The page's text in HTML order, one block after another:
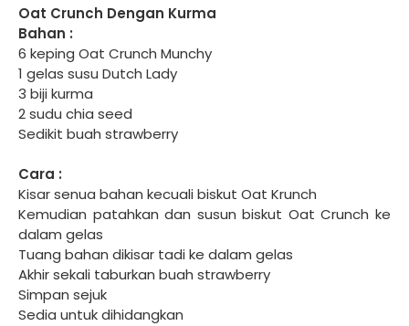
Oat Crunch Dengan Kurma
Bahan :
6 keping Oat Crunch Munchy
1 gelas susu Dutch Lady
3 biji kurma
2 sudu chia seed
Sedikit buah strawberry
Cara :
Kisar senua bahan kecuali biskut Oat Krunch
Kemudian patahkan dan susun biskut Oat Crunch ke
dalam gelas
Tuang bahan dikisar tadi ke dalam gelas
Akhir sekali taburkan buah strawberry
Simpan sejuk
Sedia untuk dihidangkan